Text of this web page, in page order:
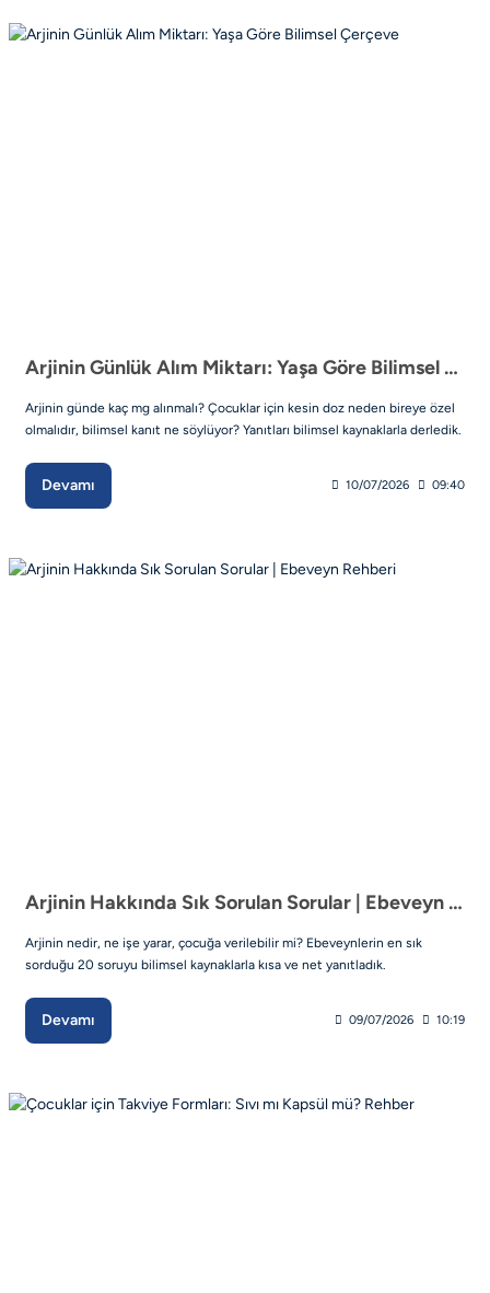
Arjinin Günlük Alım Miktarı: Yaşa Göre Bilimsel Çerçeve
Arjinin günde kaç mg alınmalı? Çocuklar için kesin doz neden bireye özel
olmalıdır, bilimsel kanıt ne söylüyor? Yanıtları bilimsel kaynaklarla derledik.
Devamı 10/07/2026 09:40
Arjinin Hakkında Sık Sorulan Sorular | Ebeveyn Rehberi
Arjinin nedir, ne işe yarar, çocuğa verilebilir mi? Ebeveynlerin en sık
sorduğu 20 soruyu bilimsel kaynaklarla kısa ve net yanıtladık.
Devamı 09/07/2026 10:19